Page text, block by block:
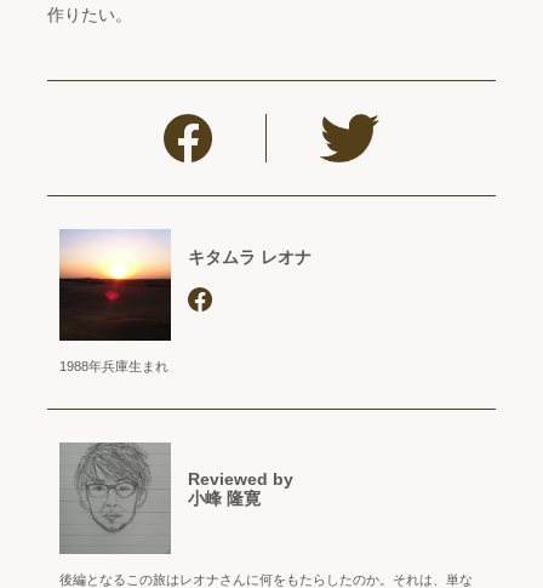
作りたい。
キタムラ レオナ
1988年兵庫生まれ
Reviewed by
小峰 隆寛
後編となるこの旅はレオナさんに何をもたらしたのか。それは、単な